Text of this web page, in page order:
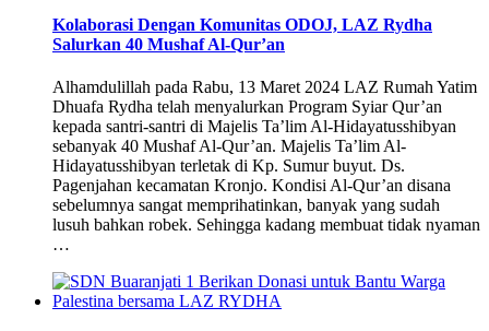
Kolaborasi Dengan Komunitas ODOJ, LAZ Rydha
Salurkan 40 Mushaf Al-Qur’an
Alhamdulillah pada Rabu, 13 Maret 2024 LAZ Rumah Yatim
Dhuafa Rydha telah menyalurkan Program Syiar Qur’an
kepada santri-santri di Majelis Ta’lim Al-Hidayatusshibyan
sebanyak 40 Mushaf Al-Qur’an. Majelis Ta’lim Al-
Hidayatusshibyan terletak di Kp. Sumur buyut. Ds.
Pagenjahan kecamatan Kronjo. Kondisi Al-Qur’an disana
sebelumnya sangat memprihatinkan, banyak yang sudah
lusuh bahkan robek. Sehingga kadang membuat tidak nyaman
…